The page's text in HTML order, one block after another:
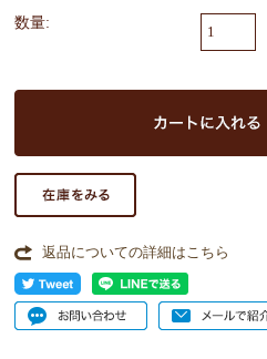
数量:
返品についての詳細はこちら